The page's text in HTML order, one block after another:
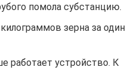
помола субстанцию.
зерна за один
работает устройство. К